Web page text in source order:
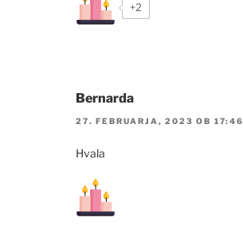
+2
Bernarda
27. FEBRUARJA, 2023 OB 17:46
Hvala